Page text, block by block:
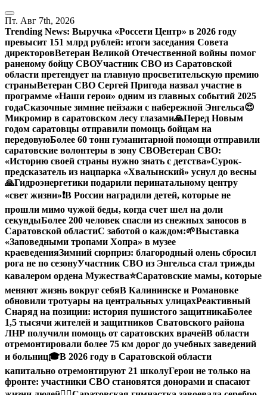
Перейти
к
содержанию
Пт. Авг 7th, 2026
Trending News: Выручка «Россети Центр» в 2026 году
превысит 151 млрд рублей: итоги заседания Совета
директоровВетеран Великой Отечественной войны помог
раненому бойцу СВОУчастник СВО из Саратовской
области претендует на главную просветительскую премию
страныВетеран СВО Сергей Пригода назвал участие в
программе «Наши герои» одним из главных событий 2025
годаСказочные зимние пейзажи с набережной Энгельса😍
Микромир в саратовском лесу глазами🙏Перед Новым
годом саратовцы отправили помощь бойцам на
передовуюБолее 60 тонн гуманитарной помощи отправили
саратовские волонтеры в зону СВОВетеран СВО:
«Историю своей страны нужно знать с детства»Сурок-
предсказатель из нацпарка «Хвалынский» уснул до весны
🙏Гидроэнергетики подарили перинатальному центру
«свет жизни»❗️В России наградили детей, которые не
прошли мимо чужой беды, когда счет шел на доли
секундыБолее 200 человек спасли из снежных заносов в
Саратовской областиС заботой о каждом:🌱Выставка
«Заповедными тропами Хопра» в музее
краеведенияЗимний сюрприз: благородный олень сбросил
рога не по сезонуУчастник СВО из Энгельса стал трижды
кавалером ордена Мужества⭐️Саратовские мамы, которые
меняют жизнь вокруг себяВ Калининске и Романовке
обновили тротуары на центральных улицахРеактивный
Снаряд на позиции: история пушистого защитникаБолее
1,5 тысячи жителей и защитников Сватовского района
ЛНР получили помощь от саратовских врачейВ области
отремонтировали более 75 км дорог до учебных заведений
и больниц🎓В 2026 году в Саратовской области
капитально отремонтируют 21 школуГерои не только на
фронте: участники СВО становятся донорами и спасают